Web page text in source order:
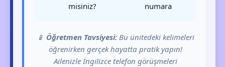
misiniz?
numara
📱 Öğretmen Tavsiyesi:Bu ünitedeki kelimeleri
öğrenirken gerçek hayatta pratik yapın!
Ailenizle İngilizce telefon görüşmeleri